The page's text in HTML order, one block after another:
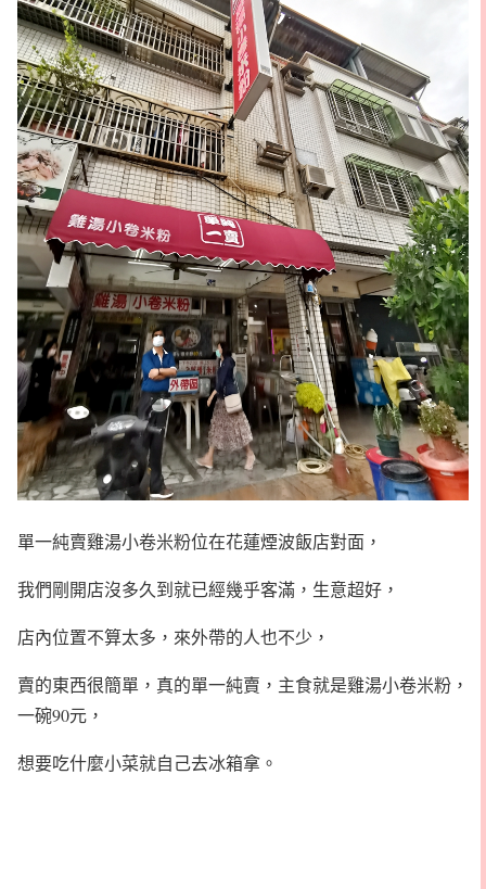
單一純賣雞湯小卷米粉位在花蓮煙波飯店對面，
我們剛開店沒多久到就已經幾乎客滿，生意超好，
店內位置不算太多，來外帶的人也不少，
賣的東西很簡單，真的單一純賣，主食就是雞湯小卷米粉，
一碗90元，
想要吃什麼小菜就自己去冰箱拿。